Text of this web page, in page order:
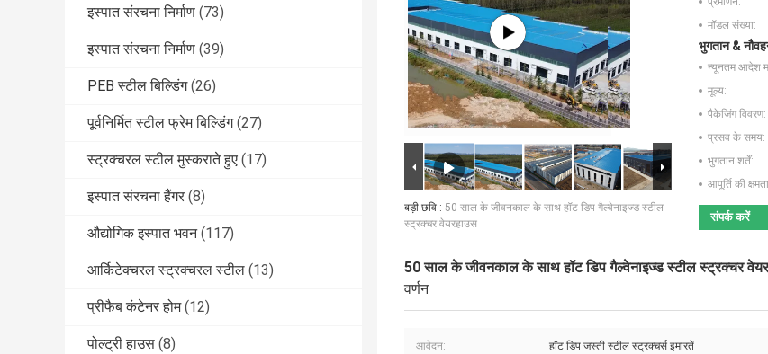
इस्पात संरचना निर्माण (73)
इस्पात संरचना निर्माण (39)
PEB स्टील बिल्डिंग (26)
पूर्वनिर्मित स्टील फ्रेम बिल्डिंग (27)
स्ट्रक्चरल स्टील मुस्कराते हुए (17)
इस्पात संरचना हैंगर (8)
औद्योगिक इस्पात भवन (117)
आर्किटेक्चरल स्ट्रक्चरल स्टील (13)
प्रीफैब कंटेनर होम (12)
पोल्ट्री हाउस (8)
बड़ी छवि : 50 साल के जीवनकाल के साथ हॉट डिप गैल्वेनाइज्ड स्टील
स्ट्रक्चर वेयरहाउस
मॉडल संख्या:
भुगतान &
न्यूनतम आदेश
मूल्य:
पैकेजिंग विवरण:
प्रसव के समय:
भुगतान शर्तें:
आपूर्ति की
संपर्क करें
50 साल के जीवनकाल के साथ हॉट डिप गैल्वेनाइज्ड स्टील स्ट्रक्चर
वर्णन
आवेदन: हॉट डिप जस्ती स्टील स्ट्रक्चर्स इमारतें